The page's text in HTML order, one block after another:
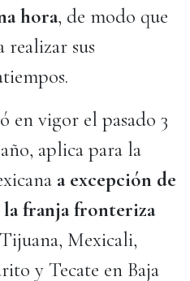
hora, de modo que
realizar sus
en vigor el pasado 3
aplica para la
a excepción de
la franja fronteriza
Mexicali,
y Tecate en Baja